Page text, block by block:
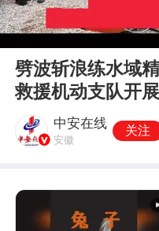
00:00
劈波斩浪练水域
救援机动支队开
练，全力锻造一
打...
中安在线
安徽
关注